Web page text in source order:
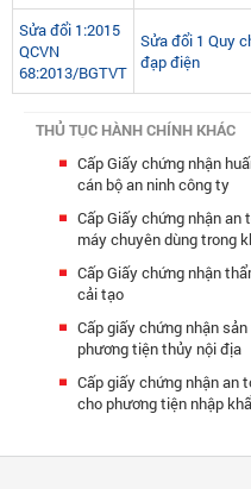
Sửa đổi 1:2015
QCVN
68:2013/BGTVT
Sửa đổi 1 Quy
đạp điện
THỦ TỤC HÀNH CHÍNH KHÁC
Cấp Giấy chứng nhận
cán bộ an ninh công ty
Cấp Giấy chứng nhận
máy chuyên dùng trong
Cấp Giấy chứng nhận
cải tạo
Cấp giấy chứng nhận
phương tiện thủy nội địa
Cấp giấy chứng nhận an
cho phương tiện nhập